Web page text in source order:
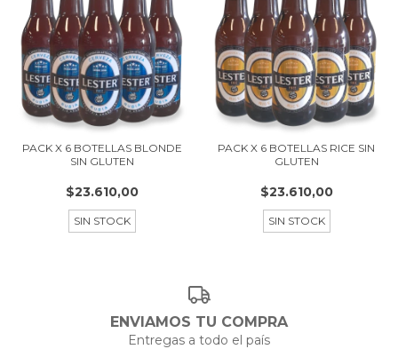
PACK X 6 BOTELLAS BLONDE
SIN GLUTEN
$23.610,00
SIN STOCK
PACK X 6 BOTELLAS RICE SIN
GLUTEN
$23.610,00
SIN STOCK
ENVIAMOS TU COMPRA
Entregas a todo el país